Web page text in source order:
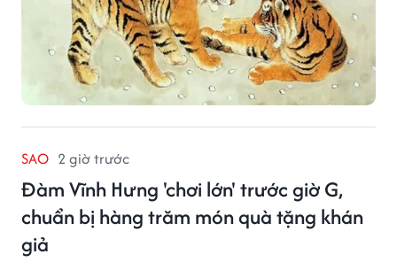
SAO 2 giờ trước
Đàm Vĩnh Hưng 'chơi lớn' trước giờ G,
chuẩn bị hàng trăm món quà tặng khán
giả